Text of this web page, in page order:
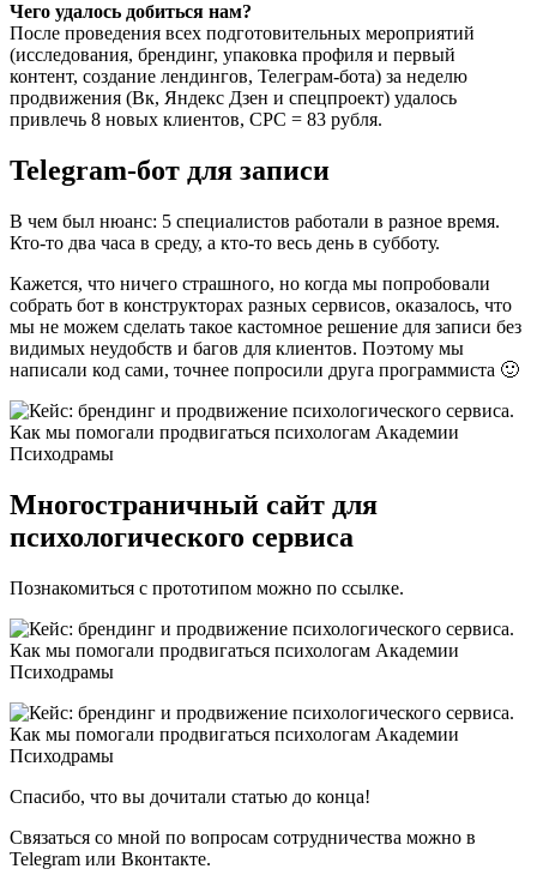
Чего удалось добиться нам?
После проведения всех подготовительных мероприятий
(исследования, брендинг, упаковка профиля и первый
контент, создание лендингов, Телеграм-бота) за неделю
продвижения (Вк, Яндекс Дзен и спецпроект) удалось
привлечь 8 новых клиентов, CPC = 83 рубля.
Telegram-бот для записи
В чем был нюанс: 5 специалистов работали в разное время.
Кто-то два часа в среду, а кто-то весь день в субботу.
Кажется, что ничего страшного, но когда мы попробовали
собрать бот в конструкторах разных сервисов, оказалось, что
мы не можем сделать такое кастомное решение для записи без
видимых неудобств и багов для клиентов. Поэтому мы
написали код сами, точнее попросили друга программиста 🙂
Многостраничный сайт для
психологического сервиса
Познакомиться с прототипом можно по ссылке.
Спасибо, что вы дочитали статью до конца!
Связаться со мной по вопросам сотрудничества можно в
Telegram или Вконтакте.